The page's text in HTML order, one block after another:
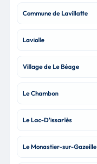
Commune de Lavillatte
Laviolle
Village de Le Béage
Le Chambon
Le Lac-D'issarlès
Le Monastier-sur-Gazeille